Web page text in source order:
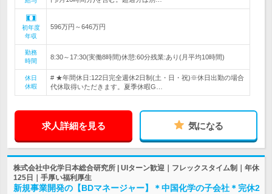
初年度
年収
596万円～646万円
勤務
時間
8:30～17:30(実働8時間)休憩:60分残業:あり(月平均10時間)
休日
休暇
# ★年間休日:122日完全週休2日制(土・日・祝)※休日出勤の場合
代休取得いただきます。夏季休暇G…
求人詳細を見る 気になる
株式会社中化学日本総合研究所 | UIターン歓迎｜フレックスタイム制｜年休
125日｜手厚い福利厚生
新規事業開発の【BDマネージャー】＊中国化学の子会社＊完休2